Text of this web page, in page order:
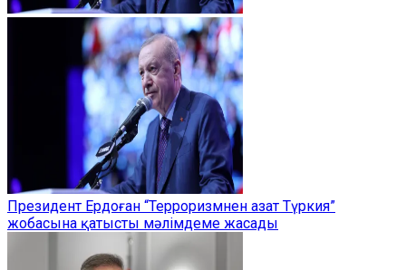
Президент Ердоған “Терроризмнен азат Түркия”
жобасына қатысты мәлімдеме жасады